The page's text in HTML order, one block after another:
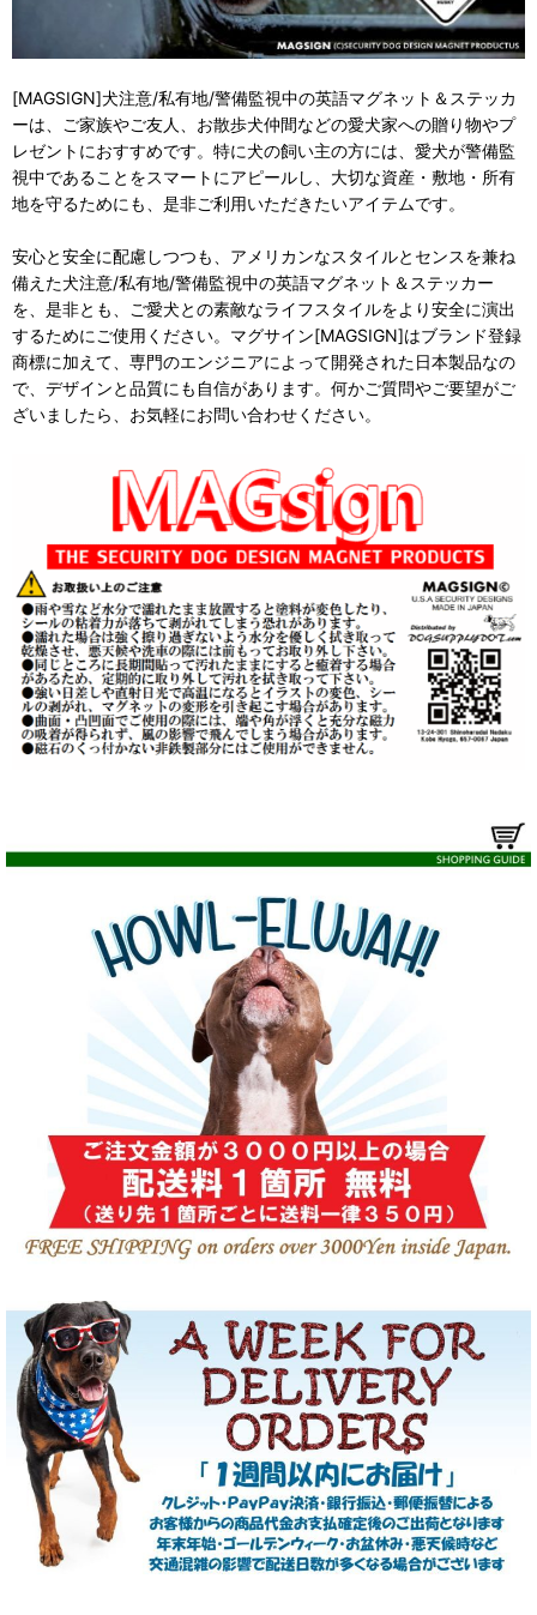
[MAGSIGN]犬注意/私有地/警備監視中の英語マグネット＆ステッカ
ーは、ご家族やご友人、お散歩犬仲間などの愛犬家への贈り物やプ
レゼントにおすすめです。特に犬の飼い主の方には、愛犬が警備監
視中であることをスマートにアピールし、大切な資産・敷地・所有
地を守るためにも、是非ご利用いただきたいアイテムです。
安心と安全に配慮しつつも、アメリカンなスタイルとセンスを兼ね
備えた犬注意/私有地/警備監視中の英語マグネット＆ステッカー
を、是非とも、ご愛犬との素敵なライフスタイルをより安全に演出
するためにご使用ください。マグサイン[MAGSIGN]はブランド登録
商標に加えて、専門のエンジニアによって開発された日本製品なの
で、デザインと品質にも自信があります。何かご質問やご要望がご
ざいましたら、お気軽にお問い合わせください。